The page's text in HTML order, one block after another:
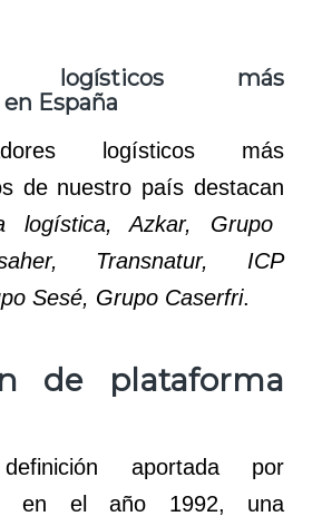
logísticos más
España
logísticos más
de nuestro país destacan
logística, Azkar, Grupo
Transnatur, ICP
Sesé, Grupo Caserfri.
de plataforma
aportada por
en el año 1992, una